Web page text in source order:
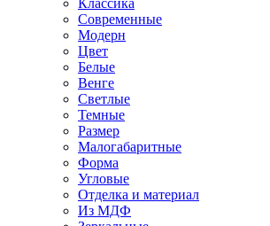
Классика
Современные
Модерн
Цвет
Белые
Венге
Светлые
Темные
Размер
Малогабаритные
Форма
Угловые
Отделка и материал
Из МДФ